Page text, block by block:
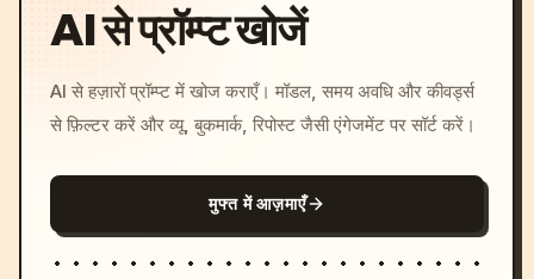
AI से प्रॉम्प्ट खोजें
AI से हज़ारों प्रॉम्प्ट में खोज कराएँ। मॉडल, समय अवधि और कीवर्ड्स
से फ़िल्टर करें और व्यू, बुकमार्क, रिपोस्ट जैसी एंगेजमेंट पर सॉर्ट करें।
मुफ्त में आज़माएँ